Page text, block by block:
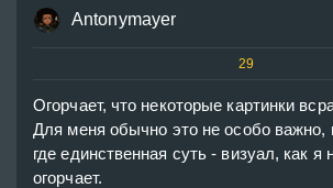
Antonymayer
29
Огорчает, что некоторые картинки
Для меня обычно это не особо важно,
где единственная суть - визуал, как
огорчает.